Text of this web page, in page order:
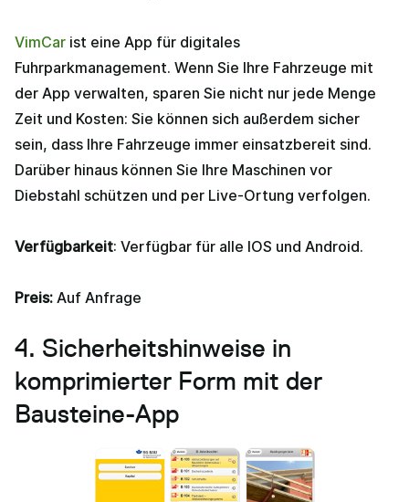
VimCar ist eine App für digitales
Fuhrparkmanagement. Wenn Sie Ihre Fahrzeuge mit
der App verwalten, sparen Sie nicht nur jede Menge
Zeit und Kosten: Sie können sich außerdem sicher
sein, dass Ihre Fahrzeuge immer einsatzbereit sind.
Darüber hinaus können Sie Ihre Maschinen vor
Diebstahl schützen und per Live-Ortung verfolgen.
Verfügbarkeit: Verfügbar für alle IOS und Android.
Preis: Auf Anfrage
4. Sicherheitshinweise in
komprimierter Form mit der
Bausteine-App